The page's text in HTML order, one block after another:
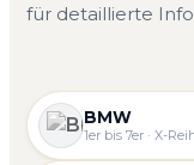
für detaillierte
BMW
1er bis 7er · X-